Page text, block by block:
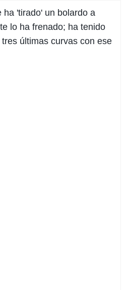
ha 'tirado' un bolardo a
lo ha frenado; ha tenido
últimas curvas con ese